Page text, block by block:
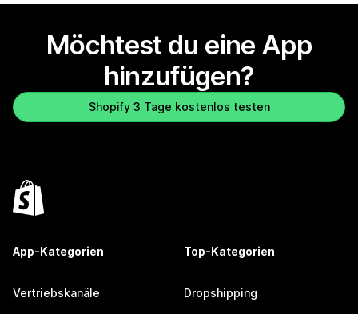
Möchtest du eine App
hinzufügen?
Shopify 3 Tage kostenlos testen
App-Kategorien
Vertriebskanäle
Top-Kategorien
Dropshipping